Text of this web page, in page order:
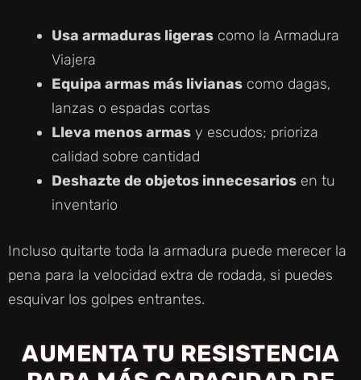
Usa armaduras ligeras como la Armadura
Viajera
Equipa armas más livianas como dagas,
lanzas o espadas cortas
Lleva menos armas y escudos; prioriza
calidad sobre cantidad
Deshazte de objetos innecesarios en tu
inventario
Incluso quitarte toda la armadura puede merecer la
pena para la velocidad extra de rodada, si puedes
esquivar los golpes entrantes.
AUMENTA TU RESISTENCIA